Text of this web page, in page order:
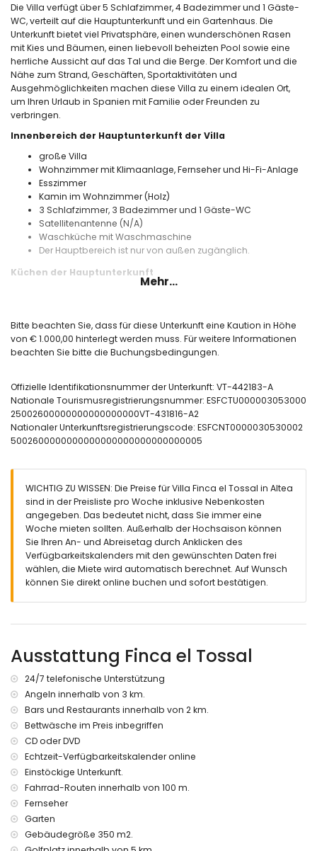
Die Villa verfügt über 5 Schlafzimmer, 4 Badezimmer und 1 Gäste-
WC, verteilt auf die Hauptunterkunft und ein Gartenhaus. Die
Unterkunft bietet viel Privatsphäre, einen wunderschönen Rasen
mit Kies und Bäumen, einen liebevoll beheizten Pool sowie eine
herrliche Aussicht auf das Tal und die Berge. Der Komfort und die
Nähe zum Strand, Geschäften, Sportaktivitäten und
Ausgehmöglichkeiten machen diese Villa zu einem idealen Ort,
um Ihren Urlaub in Spanien mit Familie oder Freunden zu
verbringen.
Innenbereich der Hauptunterkunft der Villa
große Villa
Wohnzimmer mit Klimaanlage, Fernseher und Hi-Fi-Anlage
Esszimmer
Kamin im Wohnzimmer (Holz)
3 Schlafzimmer, 3 Badezimmer und 1 Gäste-WC
Satellitenantenne (N/A)
Waschküche mit Waschmaschine
Der Hauptbereich ist nur von außen zugänglich.
Küchen der Hauptunterkunft
Mixer, Toaster und Entsafter
Schlafzimmer und Badezimmer der Hauptunterkunft
Eigenes Badezimmer mit Waschbecken, Dusche, WC und
Haartrockner
2 eigene Badezimmer, jeweils mit Waschbecken, Dusche
und WC
Wohnzimmer mit Deckenventilator
Offene Küche mit Mikrowelle, Kühlschrank-
Gefrierkombination, Kaffeemaschine, Toaster und
Wasserspender
Schlafzimmer mit einem Kingsize-Bett (200 x 180 cm),
Ventilator und eigenem Badezimmer
Schlafzimmer mit einem Schlafsofa (190 x 140 cm) und
Ventilator
Eigenes Badezimmer mit Waschbecken, Dusche, WC und
großes und eingezäuntes Grundstück
nierenförmiger beheizter privater Pool mit den Maßen 8 m x
4 m und 1,8 m tief
wunderschöner Rasen mit Kies, Bäumen und Gartenmöbeln
mit Sonnenliegen
3 Terrassen, von denen 2 überdacht sind
Außenküche und Grill
Außen-Sitzbereich und Außen-Essbereich
privater überdachter Parkplatz und 3 private eingezäunte
Stellplätze
Weitere Informationen
nächste Stadt: Altea (innerhalb von 1000 Metern von der
nächster Strand: Altea (innerhalb von 1000 Metern von der
Mehr...
Bitte beachten Sie, dass für diese Unterkunft eine Kaution in Höhe
von € 1.000,00 hinterlegt werden muss. Für weitere Informationen
beachten Sie bitte die Buchungsbedingungen.
Offizielle Identifikationsnummer der Unterkunft: VT-442183-A
Nationale Tourismusregistrierungsnummer: ESFCTU000003053000
25002600000000000000000VT-431816-A2
Nationaler Unterkunftsregistrierungscode: ESFCNT0000030530002
5002600000000000000000000000000005
WICHTIG ZU WISSEN: Die Preise für Villa Finca el Tossal in Altea
sind in der Preisliste pro Woche inklusive Nebenkosten
angegeben. Das bedeutet nicht, dass Sie immer eine
Woche mieten sollten. Außerhalb der Hochsaison können
Sie Ihren An- und Abreisetag durch Anklicken des
Verfügbarkeitskalenders mit den gewünschten Daten frei
wählen, die Miete wird automatisch berechnet. Auf Wunsch
können Sie direkt online buchen und sofort bestätigen.
Ausstattung Finca el Tossal
24/7 telefonische Unterstützung
Angeln innerhalb von 3 km.
Bars und Restaurants innerhalb von 2 km.
Bettwäsche im Preis inbegriffen
CD oder DVD
Echtzeit-Verfügbarkeitskalender online
Einstöckige Unterkunft.
Fahrrad-Routen innerhalb von 100 m.
Fernseher
Garten
Gebäudegröße 350 m2.